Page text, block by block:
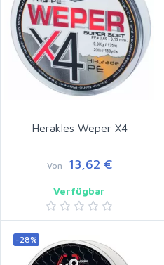
Herakles Weper X4
Von 13,62 €
Verfügbar
-28%